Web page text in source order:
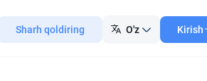
Sharh qoldiring O'z Kirish